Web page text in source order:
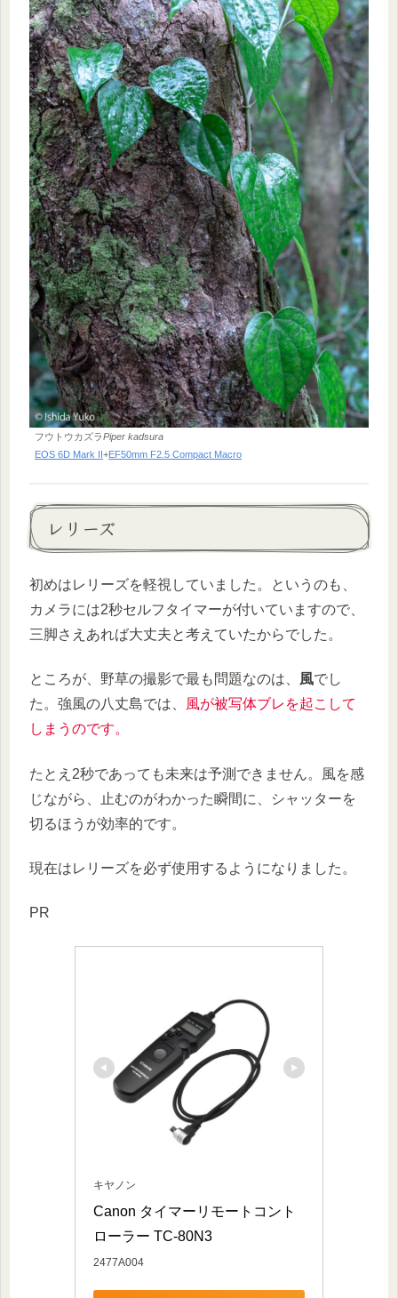
フウトウカズラPiper kadsura
EOS 6D Mark II+EF50mm F2.5 Compact Macro
レリーズ
初めはレリーズを軽視していました。というのも、
カメラには2秒セルフタイマーが付いていますので、
三脚さえあれば大丈夫と考えていたからでした。
ところが、野草の撮影で最も問題なのは、 風でし
た。強風の八丈島では、
風が被写体ブレを起こして
しまうのです。
たとえ2秒であっても未来は予測できません。風を感
じながら、止むのがわかった瞬間に、シャッターを
切るほうが効率的です。
現在はレリーズを必ず使用するようになりました。
PR
キヤノン
Canon タイマーリモートコント
ローラー TC-80N3
2477A004